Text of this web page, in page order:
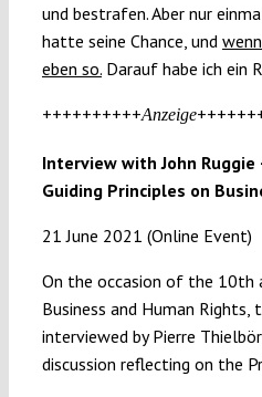
und bestrafen. Aber nur
hatte seine Chance, und
eben so.Darauf habe ich ein
++++++++++Anzeige
Interview with John Ruggie
Guiding Principles on
21 June 2021 (Online Event)
On the occasion of the 10th
Business and Human
interviewed by Pierre
discussion reflecting on the